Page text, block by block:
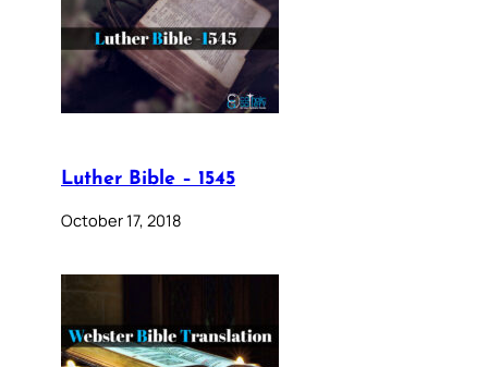
Luther Bible – 1545
October 17, 2018